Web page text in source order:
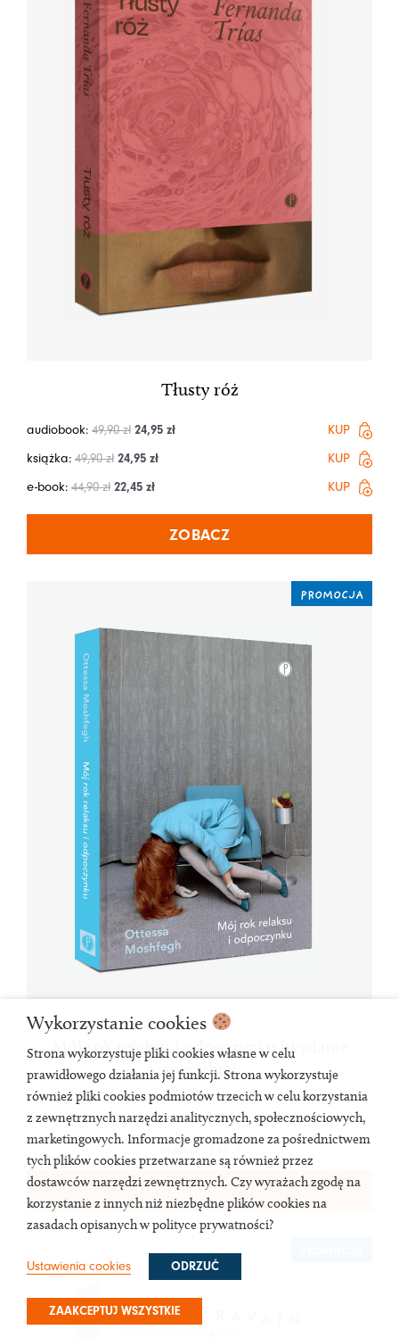
Tłusty róż
audiobook: 49,90zł 24,95 zł
KUP
książka: 49,90zł 24,95 zł
KUP
e-book: 44,90zł 22,45 zł KUP
ZOBACZ
PROMOCJA
Mój rok relaksu i odpoczynku [wydanie
specjalne]
44,90 zł
ZOBACZ
Wykorzystanie cookies
Strona wykorzystuje pliki cookies własne w celu
prawidłowego działania jej funkcji. Strona wykorzystuje
również pliki cookies podmiotów trzecich w celu korzystania
z zewnętrznych narzędzi analitycznych, społecznościowych,
marketingowych. Informacje gromadzone za pośrednictwem
tych plików cookies przetwarzane są również przez
dostawców narzędzi zewnętrznych. Czy wyrażach zgodę na
korzystanie z innych niż niezbędne plików cookies na
zasadach opisanych w polityce prywatności?
Ustawienia cookies ODRZUĆ
ZAAKCEPTUJ WSZYSTKIE